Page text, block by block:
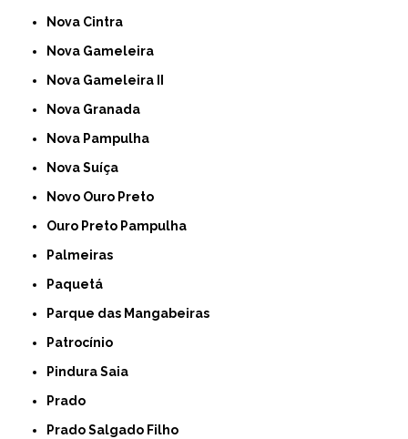
Nova Cintra
Nova Gameleira
Nova Gameleira II
Nova Granada
Nova Pampulha
Nova Suíça
Novo Ouro Preto
Ouro Preto Pampulha
Palmeiras
Paquetá
Parque das Mangabeiras
Patrocínio
Pindura Saia
Prado
Prado Salgado Filho